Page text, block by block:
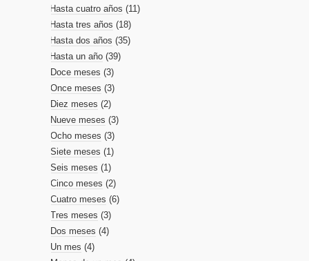
Hasta cuatro años (11)
Hasta tres años (18)
Hasta dos años (35)
Hasta un año (39)
Doce meses (3)
Once meses (3)
Diez meses (2)
Nueve meses (3)
Ocho meses (3)
Siete meses (1)
Seis meses (1)
Cinco meses (2)
Cuatro meses (6)
Tres meses (3)
Dos meses (4)
Un mes (4)